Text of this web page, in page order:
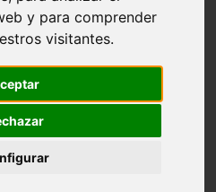
y para comprender
visitantes.
PULPO A FREIRA
A FREIRA